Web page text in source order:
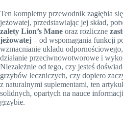
Ten kompletny przewodnik zagłębia
jeżowatej, przedstawiając jej skład,
zalety Lion’s Mane oraz rozliczne
jeżowatej – od wspomagania funkcji
wzmacnianie układu
działanie przeciwnowotworowe i
Niezależnie od tego, czy jesteś
grzybów leczniczych, czy dopiero
z naturalnymi suplementami, ten
solidnych, opartych na nauce
grzybie.